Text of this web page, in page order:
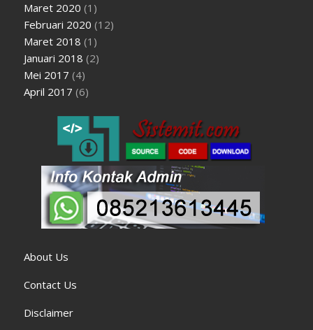
Maret 2020 (1)
Februari 2020 (12)
Maret 2018 (1)
Januari 2018 (2)
Mei 2017 (4)
April 2017 (6)
About Us
Contact Us
Disclaimer